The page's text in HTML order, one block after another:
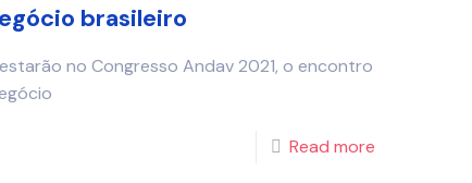
brasileiro
no Congresso Andav 2021, o encontro
Read more